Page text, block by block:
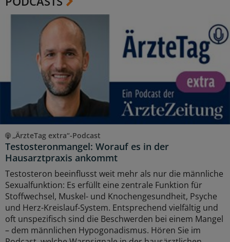
„ÄrzteTag extra“-Podcast
Testosteronmangel: Worauf es in der
Hausarztpraxis ankommt
Testosteron beeinflusst weit mehr als nur die männliche
Sexualfunktion: Es erfüllt eine zentrale Funktion für
Stoffwechsel, Muskel- und Knochengesundheit, Psyche
und Herz-Kreislauf-System. Entsprechend vielfältig und
oft unspezifisch sind die Beschwerden bei einem Mangel
– dem männlichen Hypogonadismus. Hören Sie im